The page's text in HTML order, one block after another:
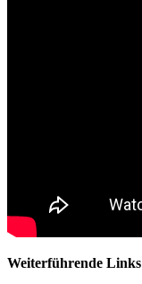
Weiterführende Links